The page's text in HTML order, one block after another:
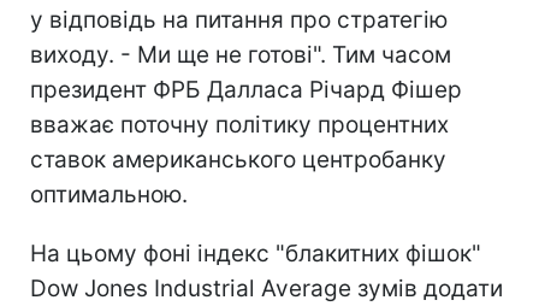
у відповідь на питання про стратегію
виходу. - Ми ще не готові". Тим часом
президент ФРБ Далласа Річард Фішер
вважає поточну політику процентних
ставок американського центробанку
оптимальною.
На цьому фоні індекс "блакитних фішок"
Dow Jones Industrial Average зумів додати